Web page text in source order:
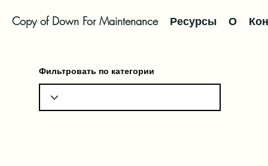
Copy of Down For Maintenance Ресурсы О
Фильтровать по категории